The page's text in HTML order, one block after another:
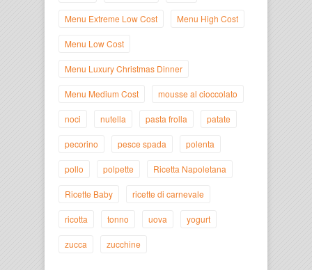
Menu Extreme Low Cost Menu High Cost
Menu Low Cost
Menu Luxury Christmas Dinner
Menu Medium Cost mousse al cioccolato
noci nutella pasta frolla patate
pecorino pesce spada polenta
pollo polpette Ricetta Napoletana
Ricette Baby ricette di carnevale
ricotta tonno uova yogurt
zucca zucchine